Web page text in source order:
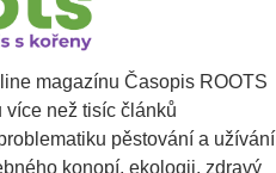
magazínu Časopis ROOTS
více než tisíc článků
pěstování a užívání
konopí, ekologii, zdravý